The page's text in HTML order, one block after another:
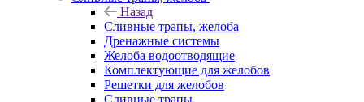
Назад
Сливные трапы, желоба
Дренажные системы
Желоба водоотводящие
Комплектующие для желобов
Решетки для желобов
Сливные трапы